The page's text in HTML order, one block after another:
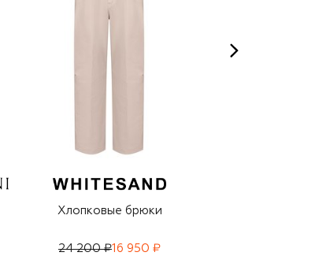
Хлопковые брюки
24 200 ₽16 950 ₽